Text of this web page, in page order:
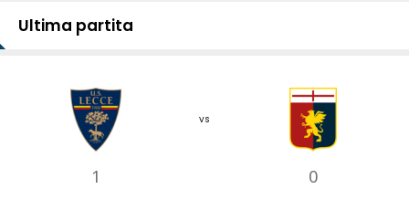
Ultima partita
1
vs
0